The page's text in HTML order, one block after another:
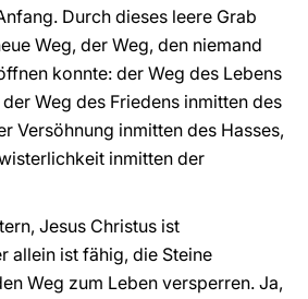
Durch dieses leere Grab
Weg, der Weg, den niemand
konnte: der Weg des Lebens
Weg des Friedens inmitten des
Versöhnung inmitten des Hasses,
inmitten der
Jesus Christus ist
allein ist fähig, die Steine
Weg zum Leben versperren. Ja,